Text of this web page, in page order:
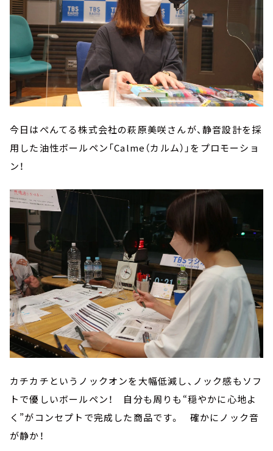
今日はぺんてる株式会社の萩原美咲さんが、静音設計を採
用した油性ボールペン「Calme（カルム）」をプロモーショ
ン！
カチカチというノックオンを大幅低減し、ノック感もソフ
トで優しいボールペン！ 自分も周りも“穏やかに心地よ
く”がコンセプトで完成した商品です。 確かにノック音
が静か！